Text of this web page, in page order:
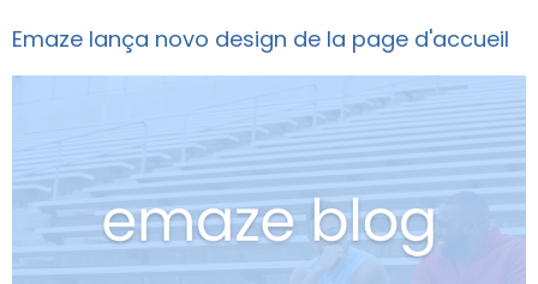
Emaze lança novo design de la page d'accueil